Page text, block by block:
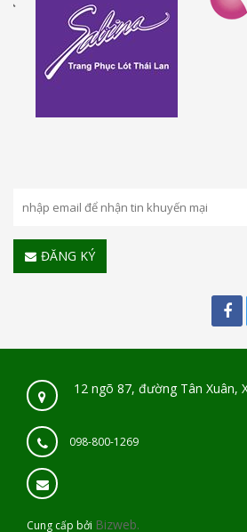
ĐĂNG KÝ
12 ngõ 87, đường Tân Xuân,
098-800-1269
Cung cấp bởi Bizweb.